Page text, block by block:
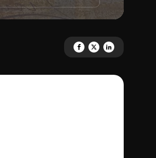
Partagez 'Sur les traces de
Partagez 'Sur les traces
Partagez 'Sur les